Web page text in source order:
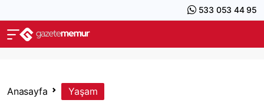
533 053 44 95
Anasayfa Yaşam